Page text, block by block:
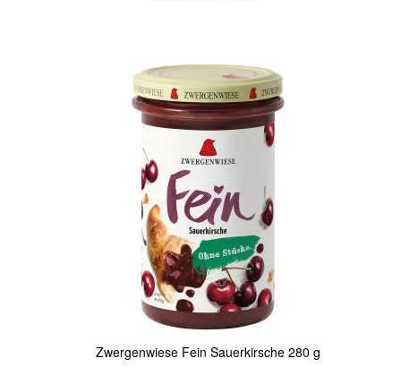
Zwergenwiese Fein Sauerkirsche 280 g